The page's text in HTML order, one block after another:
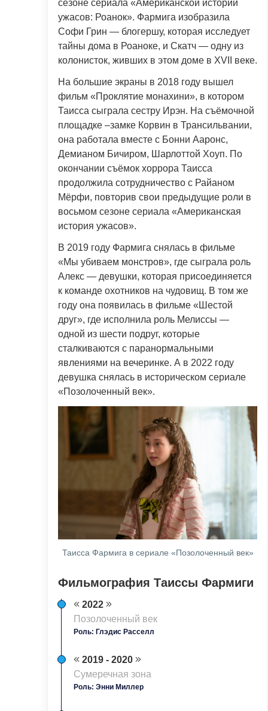
сезоне сериала «Американской истории
ужасов: Роанок». Фармига изобразила
Софи Грин — блогершу, которая исследует
тайны дома в Роаноке, и Скатч — одну из
колонисток, живших в этом доме в XVII веке.
На большие экраны в 2018 году вышел
фильм «Проклятие монахини», в котором
Таисса сыграла сестру Ирэн. На съёмочной
площадке –замке Корвин в Трансильвании,
она работала вместе с Бонни Ааронс,
Демианом Бичиром, Шарлоттой Хоуп. По
окончании съёмок хоррора Таисса
продолжила сотрудничество с Райаном
Мёрфи, повторив свои предыдущие роли в
восьмом сезоне сериала «Американская
история ужасов».
В 2019 году Фармига снялась в фильме
«Мы убиваем монстров», где сыграла роль
Алекс — девушки, которая присоединяется
к команде охотников на чудовищ. В том же
году она появилась в фильме «Шестой
друг», где исполнила роль Мелиссы —
одной из шести подруг, которые
сталкиваются с паранормальными
явлениями на вечеринке. А в 2022 году
девушка снялась в историческом сериале
«Позолоченный век».
Таисса Фармига в сериале «Позолоченный век»
Фильмография Таиссы Фармиги
2022
Позолоченный век
Роль: Глэдис Расселл
2019 - 2020
Сумеречная зона
Роль: Энни Миллер